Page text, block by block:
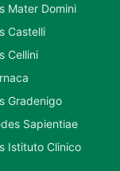
Mater Domini
Castelli
Cellini
Gradenigo
Sapientiae
Istituto Clinico